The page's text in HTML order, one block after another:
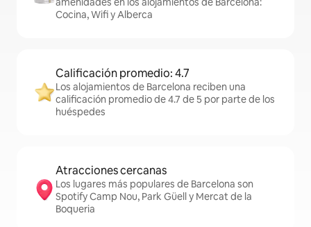
Cocina, Wifi y Alberca
Calificación promedio: 4.7
Los alojamientos de Barcelona reciben una
calificación promedio de 4.7 de 5 por parte de los
huéspedes
Atracciones cercanas
Los lugares más populares de Barcelona son
Spotify Camp Nou, Park Güell y Mercat de la
Boqueria